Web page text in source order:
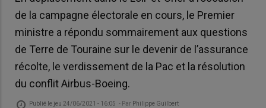
de la campagne électorale en cours, le Premier
ministre a répondu sommairement aux questions
de Terre de Touraine sur le devenir de l’assurance
récolte, le verdissement de la Pac et la résolution
du conflit Airbus-Boeing.
Publié le jeu 24/06/2021 - 16:05 - Par Philippe Guilbert